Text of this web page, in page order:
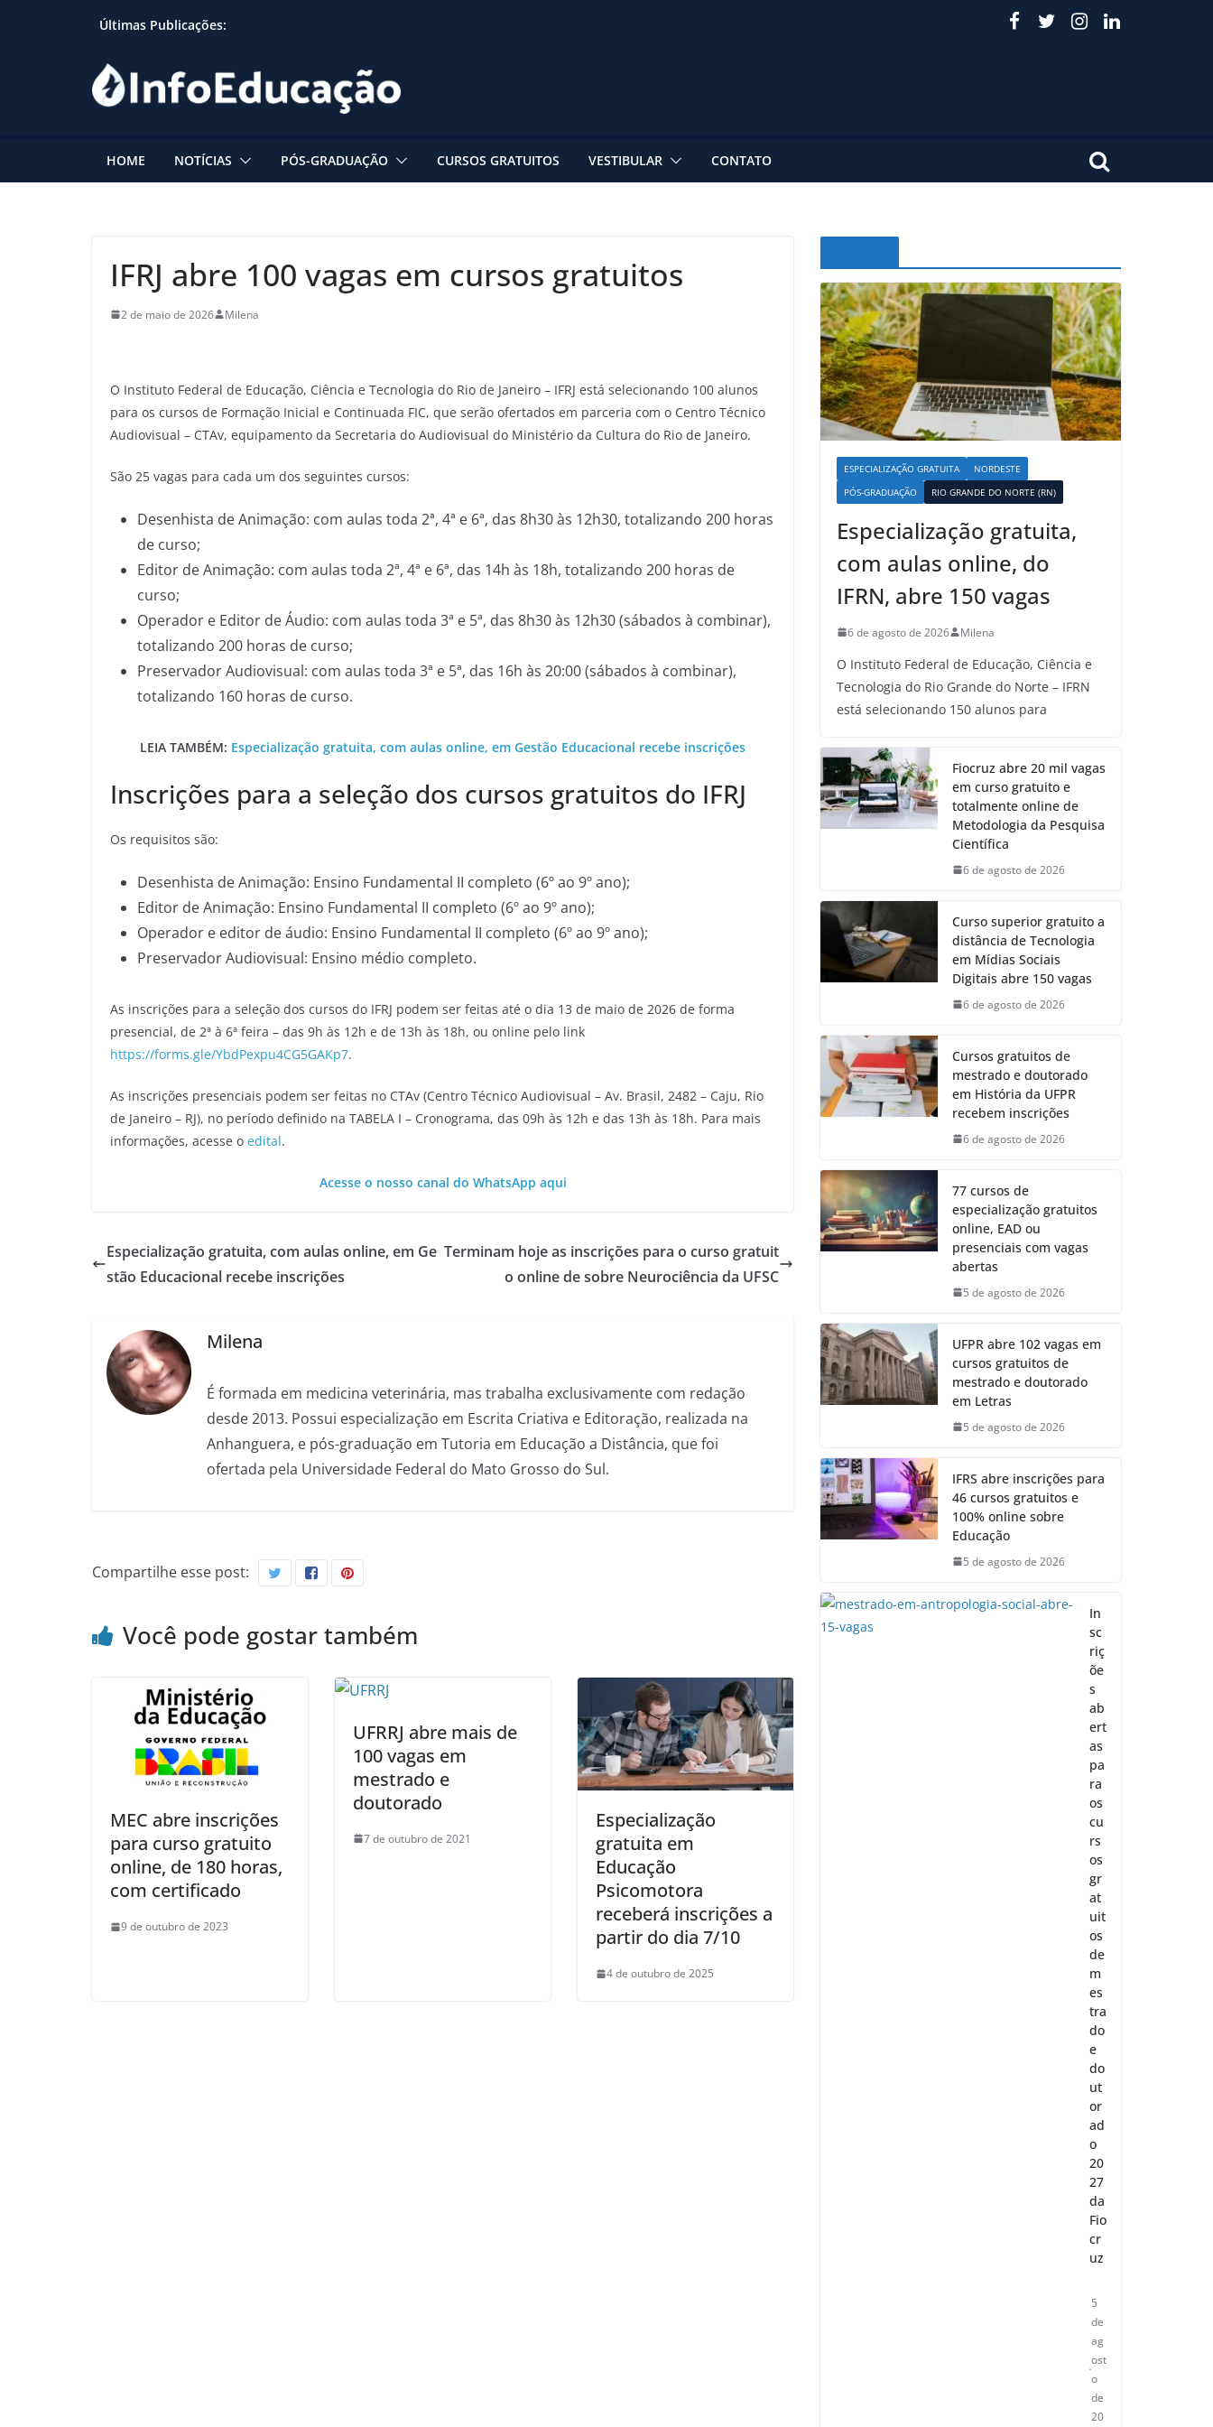
Últimas Publicações:
HOME NOTÍCIAS PÓS-GRADUAÇÃO CURSOS GRATUITOS VESTIBULAR CONTATO
IFRJ abre 100 vagas em cursos gratuitos
2 de maio de 2026 Milena
O Instituto Federal de Educação, Ciência e Tecnologia do Rio de Janeiro – IFRJ está selecionando 100 alunos
para os cursos de Formação Inicial e Continuada FIC, que serão ofertados em parceria com o Centro Técnico
Audiovisual – CTAv, equipamento da Secretaria do Audiovisual do Ministério da Cultura do Rio de Janeiro.
São 25 vagas para cada um dos seguintes cursos:
Desenhista de Animação: com aulas toda 2ª, 4ª e 6ª, das 8h30 às 12h30, totalizando 200 horas
de curso;
Editor de Animação: com aulas toda 2ª, 4ª e 6ª, das 14h às 18h, totalizando 200 horas de
curso;
Operador e Editor de Áudio: com aulas toda 3ª e 5ª, das 8h30 às 12h30 (sábados à combinar),
totalizando 200 horas de curso;
Preservador Audiovisual: com aulas toda 3ª e 5ª, das 16h às 20:00 (sábados à combinar),
totalizando 160 horas de curso.
LEIA TAMBÉM: Especialização gratuita, com aulas online, em Gestão Educacional recebe inscrições
Inscrições para a seleção dos cursos gratuitos do IFRJ
Os requisitos são:
Desenhista de Animação: Ensino Fundamental II completo (6º ao 9º ano);
Editor de Animação: Ensino Fundamental II completo (6º ao 9º ano);
Operador e editor de áudio: Ensino Fundamental II completo (6º ao 9º ano);
Preservador Audiovisual: Ensino médio completo.
As inscrições para a seleção dos cursos do IFRJ podem ser feitas até o dia 13 de maio de 2026 de forma
presencial, de 2ª à 6ª feira – das 9h às 12h e de 13h às 18h, ou online pelo link
https://forms.gle/YbdPexpu4CG5GAKp7.
As inscrições presenciais podem ser feitas no CTAv (Centro Técnico Audiovisual – Av. Brasil, 2482 – Caju, Rio
de Janeiro – RJ), no período definido na TABELA I – Cronograma, das 09h às 12h e das 13h às 18h. Para mais
informações, acesse o edital.
Acesse o nosso canal do WhatsApp aqui
Especialização gratuita, com aulas online, em Ge
stão Educacional recebe inscrições
Terminam hoje as inscrições para o curso gratuit
o online de sobre Neurociência da UFSC
Milena
É formada em medicina veterinária, mas trabalha exclusivamente com redação
desde 2013. Possui especialização em Escrita Criativa e Editoração, realizada na
Anhanguera, e pós-graduação em Tutoria em Educação a Distância, que foi
ofertada pela Universidade Federal do Mato Grosso do Sul.
Compartilhe esse post:
Você pode gostar também
MEC abre inscrições
para curso gratuito
online, de 180 horas,
com certificado
9 de outubro de 2023
UFRRJ abre mais de
100 vagas em
mestrado e
doutorado
7 de outubro de 2021
Especialização
gratuita em
Educação
Psicomotora
receberá inscrições a
partir do dia 7/10
4 de outubro de 2025
ESPECIALIZAÇÃO GRATUITA
NORDESTE
PÓS-GRADUAÇÃO
RIO GRANDE DO NORTE (RN)
Especialização gratuita,
com aulas online, do
IFRN, abre 150 vagas
6 de agosto de 2026 Milena
O Instituto Federal de Educação, Ciência e
Tecnologia do Rio Grande do Norte – IFRN
está selecionando 150 alunos para
Fiocruz abre 20 mil vagas
em curso gratuito e
totalmente online de
Metodologia da Pesquisa
Científica
6 de agosto de 2026
Curso superior gratuito a
distância de Tecnologia
em Mídias Sociais
Digitais abre 150 vagas
6 de agosto de 2026
Cursos gratuitos de
mestrado e doutorado
em História da UFPR
recebem inscrições
6 de agosto de 2026
77 cursos de
especialização gratuitos
online, EAD ou
presenciais com vagas
abertas
5 de agosto de 2026
UFPR abre 102 vagas em
cursos gratuitos de
mestrado e doutorado
em Letras
5 de agosto de 2026
IFRS abre inscrições para
46 cursos gratuitos e
100% online sobre
Educação
5 de agosto de 2026
In
sc
riç
õe
s
ab
ert
as
pa
ra
os
cu
rs
os
gr
at
uit
os
de
m
es
tra
do
e
do
ut
or
ad
o
20
27
da
Fio
cr
uz
5
de
ag
ost
o
de
20